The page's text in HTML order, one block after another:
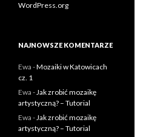
WordPress.org
NAJNOWSZE KOMENTARZE
Ewa -Mozaiki w Katowicach
cz. 1
Ewa -Jak zrobić mozaikę
artystyczną? – Tutorial
Ewa -Jak zrobić mozaikę
artystyczną? – Tutorial